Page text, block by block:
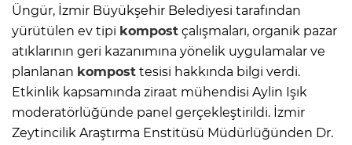
Üngür, İzmir Büyükşehir Belediyesi tarafından
yürütülen ev tipi kompost çalışmaları, organik pazar
atıklarının geri kazanımına yönelik uygulamalar ve
planlanan kompost tesisi hakkında bilgi verdi.
Etkinlik kapsamında ziraat mühendisi Aylin Işık
moderatörlüğünde panel gerçekleştirildi. İzmir
Zeytincilik Araştırma Enstitüsü Müdürlüğünden Dr.